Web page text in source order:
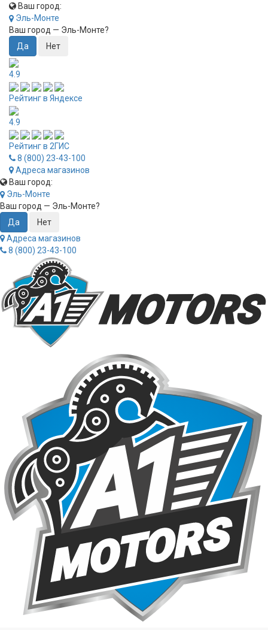
Ваш город:
Эль-Монте
Ваш город — Эль-Монте?
4.9
Рейтинг в Яндексе
4.9
Рейтинг в 2ГИС
8 (800) 23-43-100
Адреса магазинов
Ваш город:
Эль-Монте
Ваш город — Эль-Монте?
Адреса магазинов
8 (800) 23-43-100